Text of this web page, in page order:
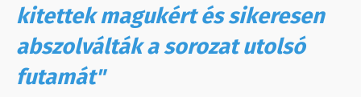
kitettek magukért és sikeresen
abszolválták a sorozat utolsó
futamát"